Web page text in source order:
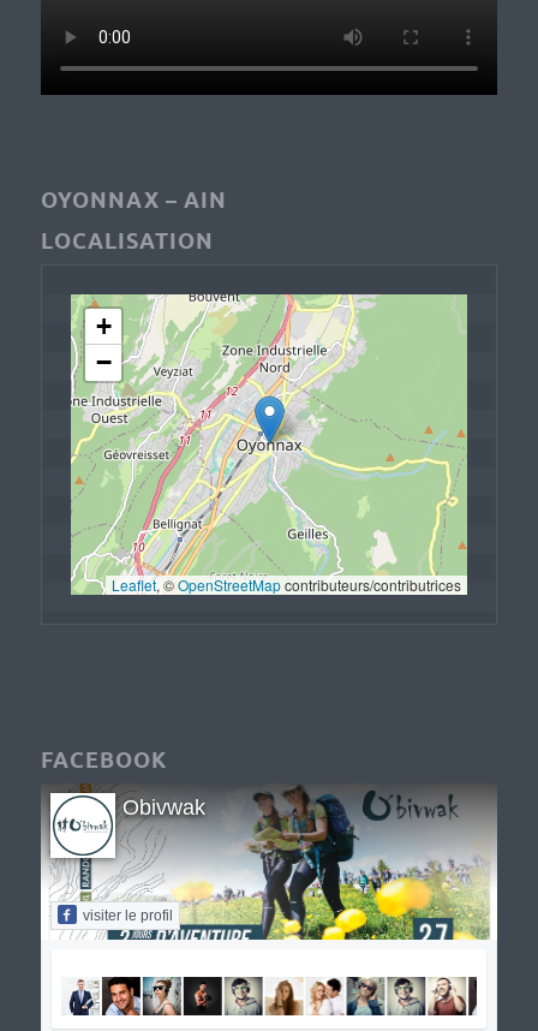
OYONNAX – AIN
LOCALISATION
+
−
Leaflet, © OpenStreetMap contributeurs/contributrices
FACEBOOK
Obivwak
visiter le profil